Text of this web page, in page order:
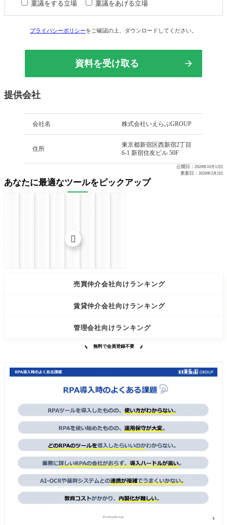
稟議をする立場 稟議をあげる立場
プライバシーポリシーをご確認の上、ダウンロードしてください。
提供会社
会社名 株式会社いえらぶGROUP
住所
東京都新宿区西新宿2丁目
6-1 新宿住友ビル 50F
公開日： 2020年10月12日
更新日： 2026年3月2日
売買仲介会社向けランキング
賃貸仲介会社向けランキング
管理会社向けランキング
無料で会員登録不要
あなたに最適なツールをピックアップ
